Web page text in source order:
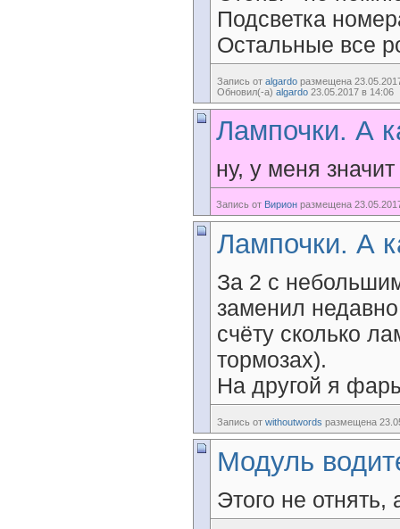
Подсветка
Остальные все
Запись от algardo размещена
Обновил(-а) algardo 23.05.2017 в 14:06
Лампочки. А
ну, у меня
Запись от Вирион размещена
Лампочки. А
За 2 с
заменил
счёту сколько
тормозах).
На другой я
Запись от withoutwords размещена
Модуль
Этого не отнять,